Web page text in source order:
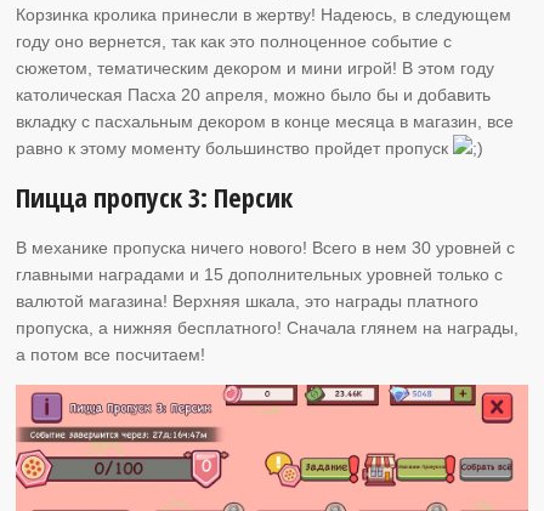
Корзинка кролика принесли в жертву! Надеюсь, в следующем
году оно вернется, так как это полноценное событие с
сюжетом, тематическим декором и мини игрой! В этом году
католическая Пасха 20 апреля, можно было бы и добавить
вкладку с пасхальным декором в конце месяца в магазин, все
равно к этому моменту большинство пройдет пропуск
Пицца пропуск 3: Персик
В механике пропуска ничего нового! Всего в нем 30 уровней с
главными наградами и 15 дополнительных уровней только с
валютой магазина! Верхняя шкала, это награды платного
пропуска, а нижняя бесплатного! Сначала глянем на награды,
а потом все посчитаем!